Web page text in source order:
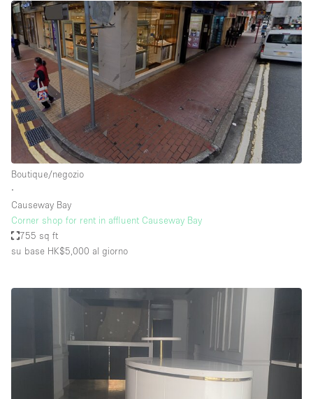
Boutique/negozio
∙
Causeway Bay
Corner shop for rent in affluent Causeway Bay
755 sq ft
su base HK$5,000 al giorno